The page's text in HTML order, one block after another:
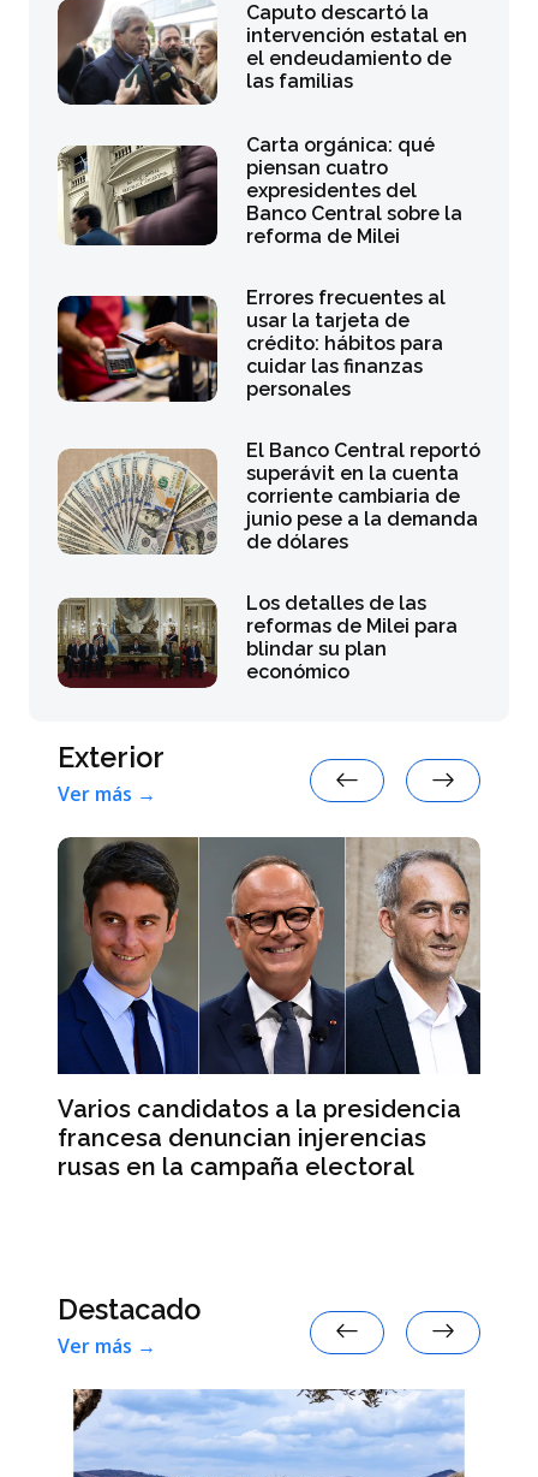
Caputo descartó la
intervención estatal en
el endeudamiento de
las familias
Carta orgánica: qué
piensan cuatro
expresidentes del
Banco Central sobre la
reforma de Milei
Errores frecuentes al
usar la tarjeta de
crédito: hábitos para
cuidar las finanzas
personales
El Banco Central reportó
superávit en la cuenta
corriente cambiaria de
junio pese a la demanda
de dólares
Los detalles de las
reformas de Milei para
blindar su plan
económico
Exterior
Ver más →
Varios candidatos a la presidencia
francesa denuncian injerencias
rusas en la campaña electoral
Destacado
Ver más →